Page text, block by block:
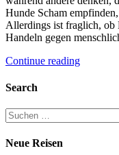
Hunde Scham
Allerdings ist fraglich, ob
Handeln gegen
Continue reading
Search
Suchen
nach:
Neue Reisen